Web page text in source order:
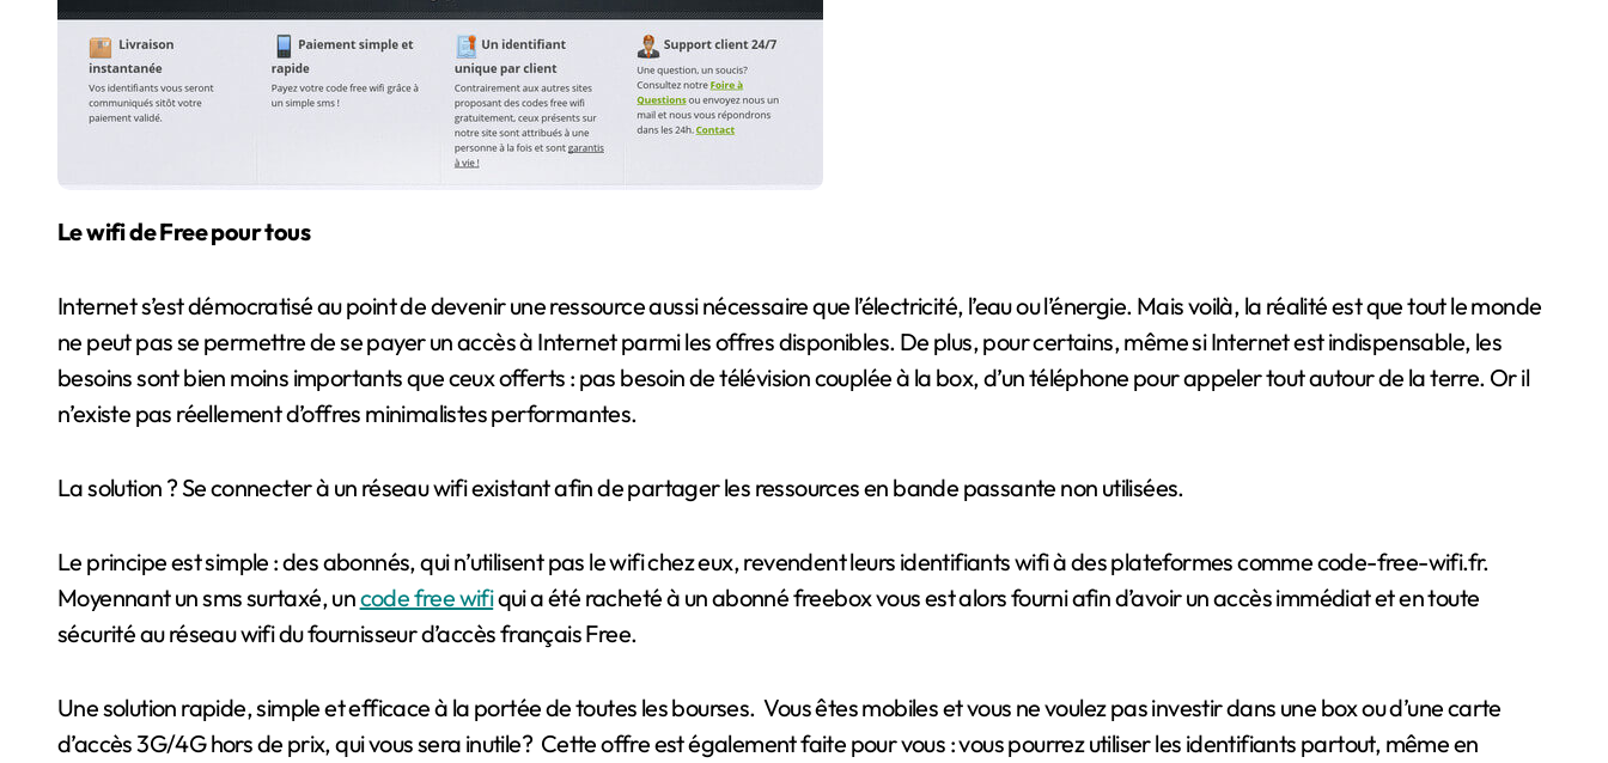
Le wifi de Free pour tous
Internet s’est démocratisé au point de devenir une ressource aussi nécessaire que l’électricité, l’eau ou l’énergie. Mais voilà, la réalité est que tout le monde
ne peut pas se permettre de se payer un accès à Internet parmi les offres disponibles. De plus, pour certains, même si Internet est indispensable, les
besoins sont bien moins importants que ceux offerts : pas besoin de télévision couplée à la box, d’un téléphone pour appeler tout autour de la terre. Or il
n’existe pas réellement d’offres minimalistes performantes.
La solution ? Se connecter à un réseau wifi existant afin de partager les ressources en bande passante non utilisées.
Le principe est simple : des abonnés, qui n’utilisent pas le wifi chez eux, revendent leurs identifiants wifi à des plateformes comme code-free-wifi.fr.
Moyennant un sms surtaxé, uncode free wifiqui a été racheté à un abonné freebox vous est alors fourni afin d’avoir un accès immédiat et en toute
sécurité au réseau wifi du fournisseur d’accès français Free.
Une solution rapide, simple et efficace à la portée de toutes les bourses. Vous êtes mobiles et vous ne voulez pas investir dans une box ou d’une carte
d’accès 3G/4G hors de prix, qui vous sera inutile? Cette offre est également faite pour vous : vous pourrez utiliser les identifiants partout, même en